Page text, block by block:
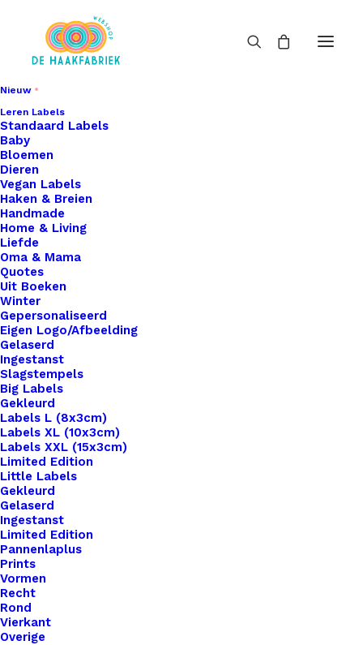
Nieuw
Leren Labels
Standaard Labels
Baby
Bloemen
Dieren
Vegan Labels
Haken & Breien
Handmade
Home & Living
Liefde
Oma & Mama
Quotes
Uit Boeken
Winter
Gepersonaliseerd
Eigen Logo/Afbeelding
Gelaserd
Ingestanst
Slagstempels
Big Labels
Gekleurd
Labels L (8x3cm)
Labels XL (10x3cm)
Labels XXL (15x3cm)
Limited Edition
Little Labels
Gekleurd
Gelaserd
Ingestanst
Limited Edition
Pannenlaplus
Prints
Vormen
Recht
Rond
Vierkant
Overige
Home
Benodigdheden
Applicatie Lieveheersbeestje Rood Ca. 3,5×3,5cm
Applicatie
Lieveheersbeestje
Rood Ca. 3,5×3,5cm
€2,00